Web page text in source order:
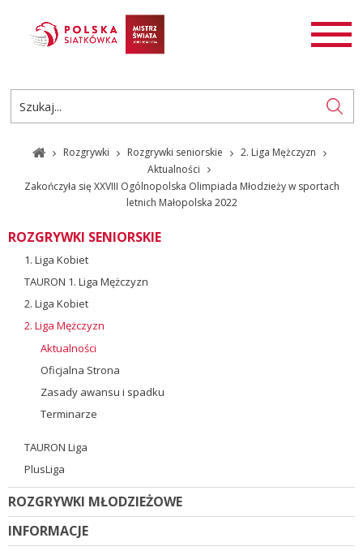
AKTUALNOŚCI
ROZGRYWKI
PL
EN
Rozgrywki Rozgrywki seniorskie
2. Liga Mężczyzn
Aktualności
Zakończyła się XXVIII Ogólnopolska Olimpiada Młodzieży w sportach
letnich Małopolska 2022
ROZGRYWKI SENIORSKIE
1. Liga Kobiet
TAURON 1. Liga Mężczyzn
2. Liga Kobiet
2. Liga Mężczyzn
Aktualności
Oficjalna Strona
Zasady awansu i spadku
Terminarze
TAURON Liga
PlusLiga
ROZGRYWKI MŁODZIEŻOWE
INFORMACJE